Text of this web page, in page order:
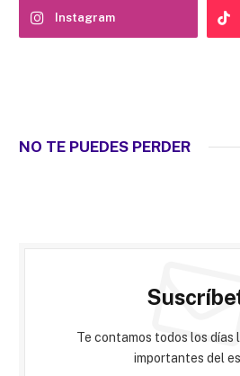
Instagram
NO TE PUEDES PERDER
Te contamos todos los días
importantes del